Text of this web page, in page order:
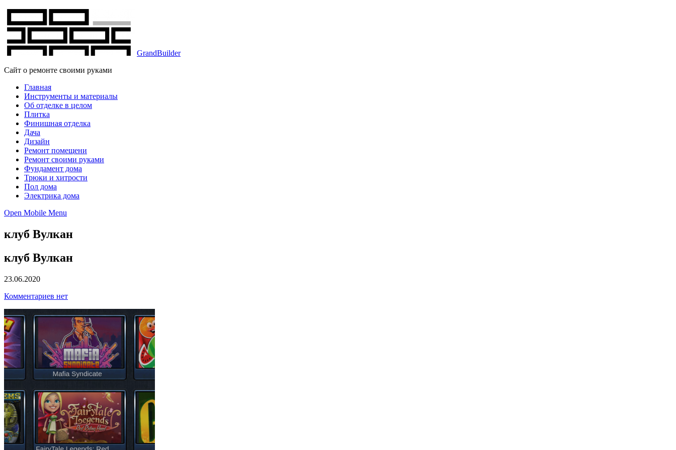
GrandBuilder
Сайт о ремонте своими руками
Главная
Инструменты и материалы
Об отделке в целом
Плитка
Финишная отделка
Дача
Дизайн
Ремонт помещени
Ремонт своими руками
Фундамент дома
Трюки и хитрости
Пол дома
Электрика дома
Open Mobile Menu
клуб Вулкан
клуб Вулкан
23.06.2020
Комментариев нет